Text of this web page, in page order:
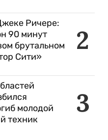
2
Ричере:
90 минут
брутальном
Сити»
3
молодой
техник